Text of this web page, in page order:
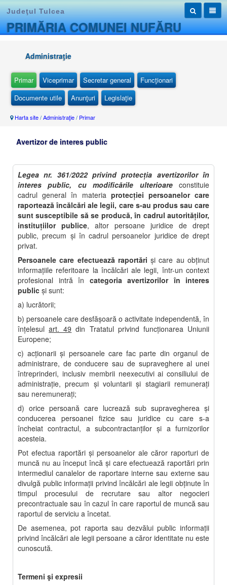
Judeţul Tulcea
PRIMĂRIA COMUNEI NUFĂRU
Administraţie
Primar Viceprimar Secretar general
Funcţionari
Documente utile
Anunţuri Legislaţie
Harta site/Administraţie/ Primar
Avertizor de interes public
Legea nr. 361/2022 privind protecția avertizorilor în
interes public, cu modificările ulterioareconstituie
cadrul general în materia protecţiei persoanelor care
raportează încălcări ale legii, care s-au produs sau care
sunt susceptibile să se producă, în cadrul autorităţilor,
instituţiilor publice, altor persoane juridice de drept
public, precum şi în cadrul persoanelor juridice de drept
privat.
Persoanele care efectuează raportări şi care au obţinut
informaţiile referitoare la încălcări ale legii, într-un context
profesional intră în categoria avertizorilor în interes
public și sunt:
a) lucrătorii;
b) persoanele care desfăşoară o activitate independentă, în
înţelesulart. 49 din Tratatul privind funcţionarea Uniunii
Europene;
c) acţionarii şi persoanele care fac parte din organul de
administrare, de conducere sau de supraveghere al unei
întreprinderi, inclusiv membrii neexecutivi ai consiliului de
administraţie, precum şi voluntarii şi stagiarii remuneraţi
sau neremuneraţi;
d) orice persoană care lucrează sub supravegherea şi
conducerea persoanei fizice sau juridice cu care s-a
încheiat contractul, a subcontractanţilor şi a furnizorilor
acesteia.
Pot efectua raportări și persoanelor ale căror raporturi de
muncă nu au început încă şi care efectuează raportări prin
intermediul canalelor de raportare interne sau externe sau
divulgă public informaţii privind încălcări ale legii obţinute în
timpul procesului de recrutare sau altor negocieri
precontractuale sau în cazul în care raportul de muncă sau
raportul de serviciu a încetat.
De asemenea, pot raporta sau dezvălui public informaţii
privind încălcări ale legii persoane a căror identitate nu este
cunoscută.
Termeni şi expresii